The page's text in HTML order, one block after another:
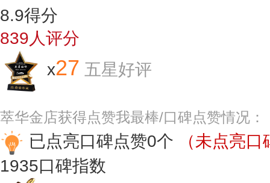
8.9得分
839人评分
x27 五星好评
萃华金店获得点赞我最棒/口碑点赞情况：
已点亮口碑点赞0个
（未点亮
1935口碑指数